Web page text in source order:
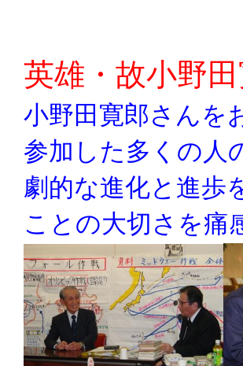
英雄・故小野
小野田寛郎さんを
参加した多くの人
劇的な進化と進歩
ことの大切さを痛